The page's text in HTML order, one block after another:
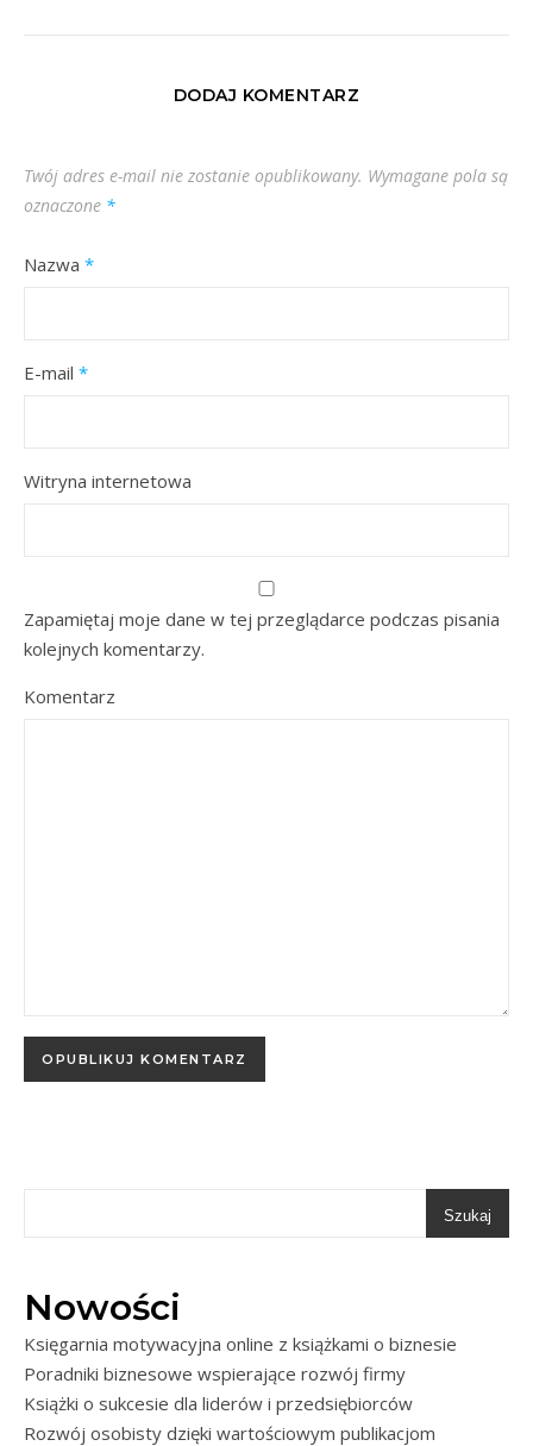
DODAJ KOMENTARZ
Twój adres e-mail nie zostanie opublikowany. Wymagane pola są
oznaczone *
Nazwa *
E-mail *
Witryna internetowa
Zapamiętaj moje dane w tej przeglądarce podczas pisania
kolejnych komentarzy.
Komentarz
Szukaj
Nowości
Księgarnia motywacyjna online z książkami o biznesie
Poradniki biznesowe wspierające rozwój firmy
Książki o sukcesie dla liderów i przedsiębiorców
Rozwój osobisty dzięki wartościowym publikacjom